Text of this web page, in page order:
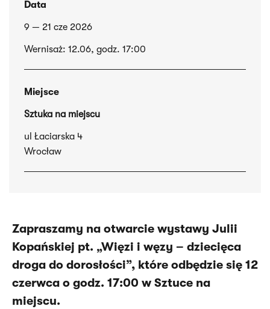
Data
9 — 21 cze 2026
Wernisaż: 12.06, godz. 17:00
Miejsce
Sztuka na miejscu
ul Łaciarska 4
Wrocław
Zapraszamy na otwarcie wystawy Julii
Kopańskiej pt. „Więzi i węzy – dziecięca
droga do dorosłości”, które odbędzie się 12
czerwca o godz. 17:00 w Sztuce na
miejscu.